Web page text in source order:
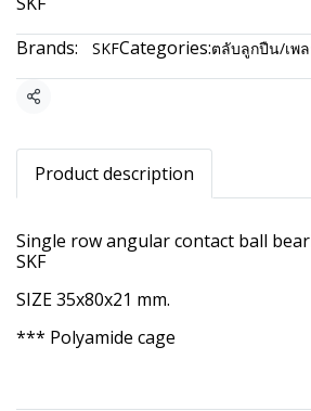
Brands:
SKFCategories:ตลับลูกปืน/เพ
Share
Product description
Single row angular contact ball
SKF
SIZE 35x80x21 mm.
*** Polyamide cage